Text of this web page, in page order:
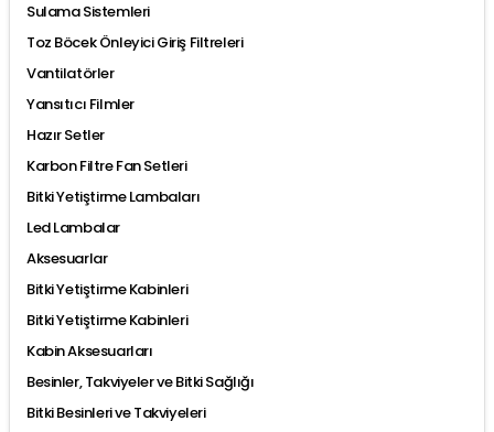
Sulama Sistemleri
Toz Böcek Önleyici Giriş Filtreleri
Vantilatörler
Yansıtıcı Filmler
Hazır Setler
Karbon Filtre Fan Setleri
Bitki Yetiştirme Lambaları
Led Lambalar
Aksesuarlar
Bitki Yetiştirme Kabinleri
Bitki Yetiştirme Kabinleri
Kabin Aksesuarları
Besinler, Takviyeler ve Bitki Sağlığı
Bitki Besinleri ve Takviyeleri